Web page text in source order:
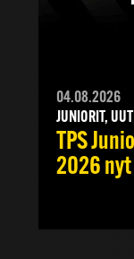
04.08.2026
JUNIORIT,
TPS
2026